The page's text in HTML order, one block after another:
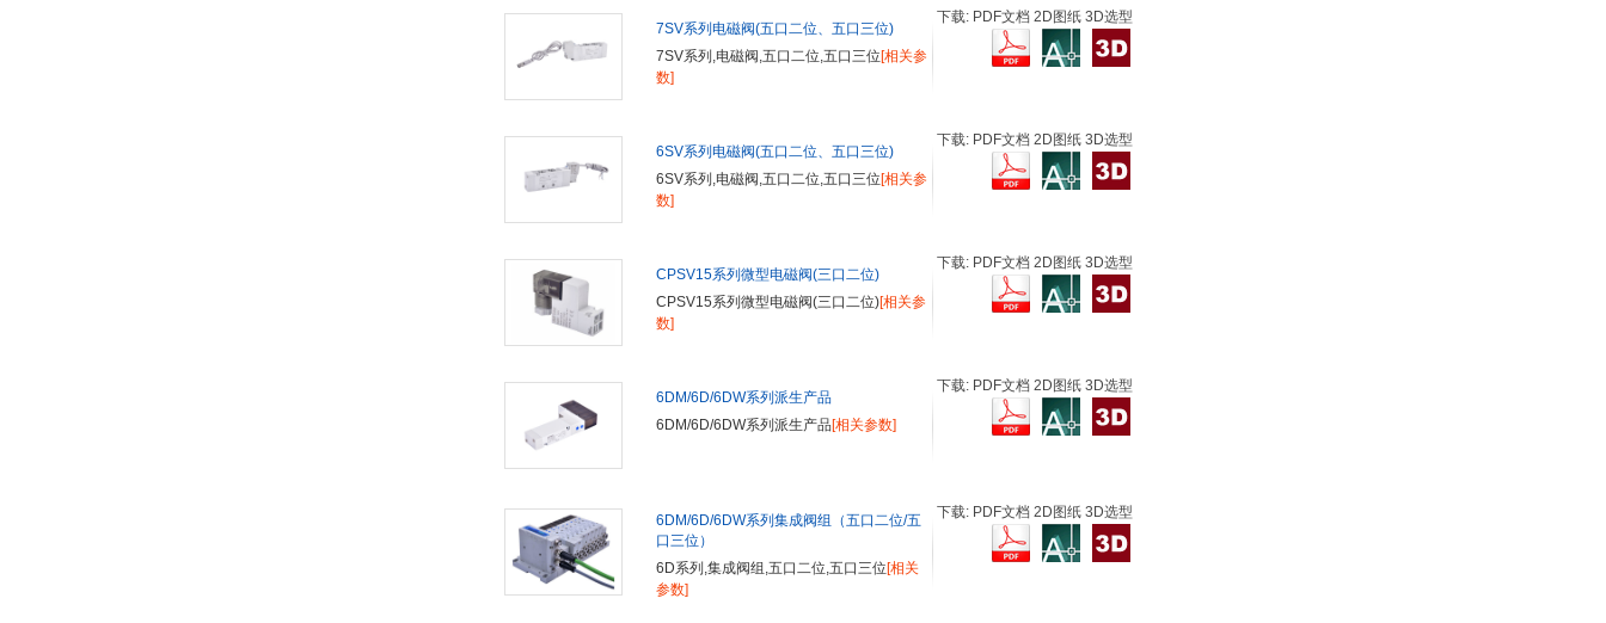
7SV系列电磁阀(五口二位、五口三位)
7SV系列,电磁阀,五口二位,五口三位[相关参
数]
下载: PDF文档 2D图纸 3D选型
6SV系列电磁阀(五口二位、五口三位)
6SV系列,电磁阀,五口二位,五口三位[相关参
数]
下载: PDF文档 2D图纸 3D选型
CPSV15系列微型电磁阀(三口二位)
CPSV15系列微型电磁阀(三口二位)[相关参
数]
下载: PDF文档 2D图纸 3D选型
6DM/6D/6DW系列派生产品
6DM/6D/6DW系列派生产品[相关参数]
下载: PDF文档 2D图纸 3D选型
6DM/6D/6DW系列集成阀组（五口二位/五
口三位）
6D系列,集成阀组,五口二位,五口三位[相关
参数]
下载: PDF文档 2D图纸 3D选型